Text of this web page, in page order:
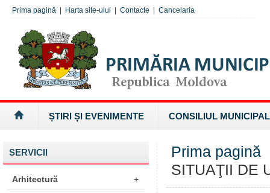
Prima pagină Harta site-ului Contacte Cancelaria
ȘTIRI ȘI EVENIMENTE CONSILIUL MUNICIPAL
SERVICII
Arhitectură +
Prima pagină
SITUAŢII DE